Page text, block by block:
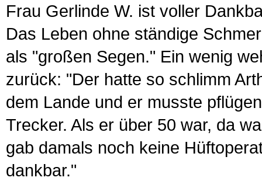
Frau Gerlinde W. ist voller
Das Leben ohne ständige
als "großen Segen." Ein wenig
zurück: "Der hatte so schlimm
dem Lande und er musste
Trecker. Als er über 50 war, da
gab damals noch keine
dankbar."